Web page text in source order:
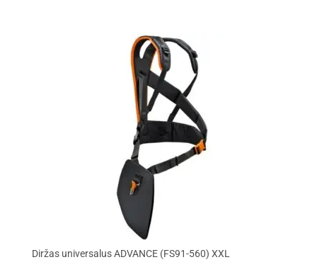
Diržas universalus ADVANCE (FS91-560) XXL